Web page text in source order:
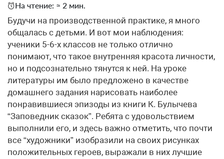
На чтение: ≈ 2 мин.
Будучи на производственной практике, я много
общалась с детьми. И вот мои наблюдения:
ученики 5-6-х классов не только отлично
понимают, что такое внутренняя красота личности,
но и подсознательно тянутся к ней. На уроке
литературы им было предложено в качестве
домашнего задания нарисовать наиболее
понравившиеся эпизоды из книги К. Булычева
“Заповедник сказок”. Ребята с удовольствием
выполнили его, и здесь важно отметить, что почти
все “художники” изобразили на своих рисунках
положительных героев, выражали в них лучшие